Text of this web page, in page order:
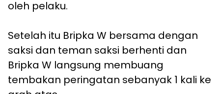
oleh pelaku.
Setelah itu Bripka W bersama dengan
saksi dan teman saksi berhenti dan
Bripka W langsung membuang
tembakan peringatan sebanyak 1 kali ke